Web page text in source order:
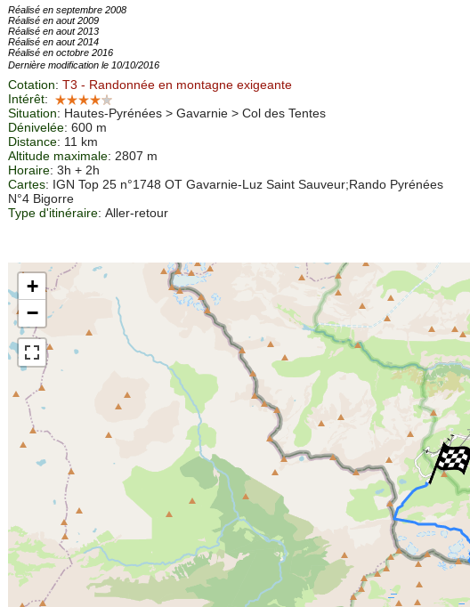
Réalisé en septembre 2008
Réalisé en aout 2009
Réalisé en aout 2013
Réalisé en aout 2014
Réalisé en octobre 2016
Dernière modification le 10/10/2016
Cotation: T3 - Randonnée en montagne exigeante
Intérêt:
Situation: Hautes-Pyrénées > Gavarnie > Col des Tentes
Dénivelée: 600 m
Distance: 11 km
Altitude maximale: 2807 m
Horaire: 3h + 2h
Cartes: IGN Top 25 n°1748 OT Gavarnie-Luz Saint Sauveur;Rando Pyrénées
N°4 Bigorre
Type d'itinéraire: Aller-retour
+
−